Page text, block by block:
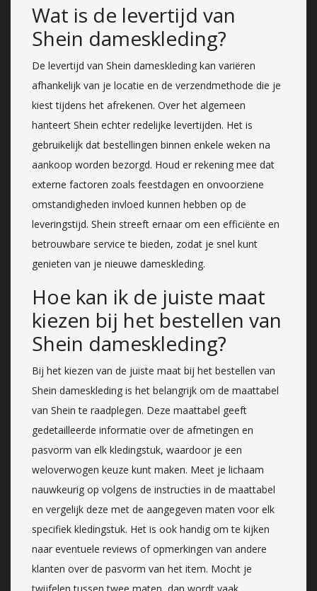
Wat is de levertijd van
Shein dameskleding?
De levertijd van Shein dameskleding kan variëren
afhankelijk van je locatie en de verzendmethode die je
kiest tijdens het afrekenen. Over het algemeen
hanteert Shein echter redelijke levertijden. Het is
gebruikelijk dat bestellingen binnen enkele weken na
aankoop worden bezorgd. Houd er rekening mee dat
externe factoren zoals feestdagen en onvoorziene
omstandigheden invloed kunnen hebben op de
leveringstijd. Shein streeft ernaar om een efficiënte en
betrouwbare service te bieden, zodat je snel kunt
genieten van je nieuwe dameskleding.
Hoe kan ik de juiste maat
kiezen bij het bestellen van
Shein dameskleding?
Bij het kiezen van de juiste maat bij het bestellen van
Shein dameskleding is het belangrijk om de maattabel
van Shein te raadplegen. Deze maattabel geeft
gedetailleerde informatie over de afmetingen en
pasvorm van elk kledingstuk, waardoor je een
weloverwogen keuze kunt maken. Meet je lichaam
nauwkeurig op volgens de instructies in de maattabel
en vergelijk deze met de aangegeven maten voor elk
specifiek kledingstuk. Het is ook handig om te kijken
naar eventuele reviews of opmerkingen van andere
klanten over de pasvorm van het item. Mocht je
twijfelen tussen twee maten, dan wordt vaak